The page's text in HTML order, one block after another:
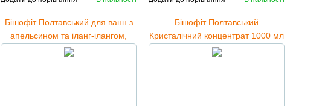
Бішофіт Полтавський для ванн з
апельсином та іланг-ілангом,
1000 мл
Бішофіт Полтавський
Кристалічний концентрат 1000 мл
у відрі, сосна та евкаліпт